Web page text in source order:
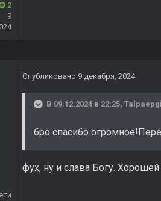
2
9
Опубликовано 9 декабря, 2024
В 09.12.2024 в 22:25,
бро спасибо
фух, ну и слава Богу.